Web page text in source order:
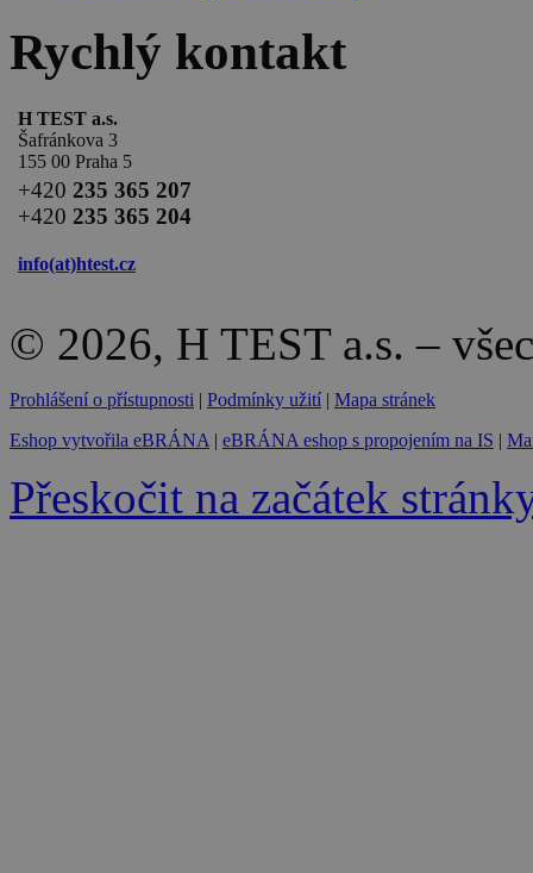
Rychlý kontakt
H TEST a.s.
Šafránkova 3
155 00 Praha 5
+420 235 365 207
+420 235 365 204
info(at)htest.cz
© 2026, H TEST a.s. –
Prohlášení o přístupnosti | Podmínky užití | Mapa stránek
Eshop vytvořila eBRÁNA | eBRÁNA eshop s propojením na IS |
Přeskočit na začátek